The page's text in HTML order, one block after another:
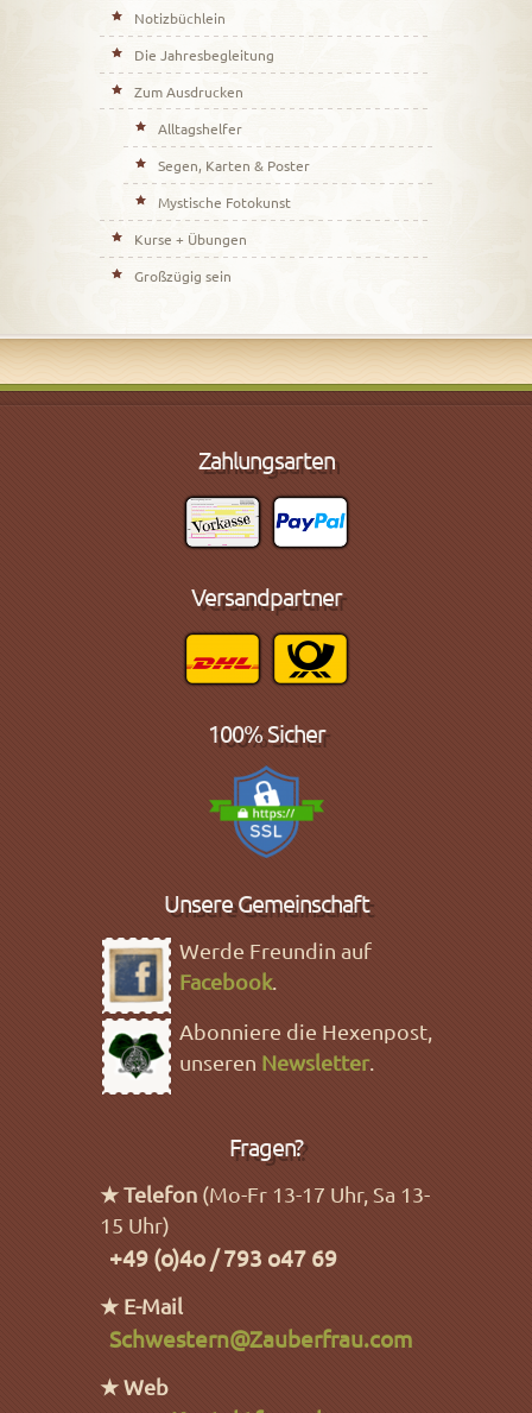
Notizbüchlein
Die Jahresbegleitung
Zum Ausdrucken
Alltagshelfer
Segen, Karten & Poster
Mystische Fotokunst
Kurse + Übungen
Großzügig sein
Zahlungsarten
Versandpartner
100% Sicher
Unsere Gemeinschaft
Werde Freundin auf
Facebook.
Abonniere die Hexenpost,
unseren Newsletter.
Fragen?
★ Telefon (Mo-Fr 13-17 Uhr, Sa 13-
15 Uhr)
+49 (o)4o / 793 o47 69
★ E-Mail
Schwestern@Zauberfrau.com
★ Web